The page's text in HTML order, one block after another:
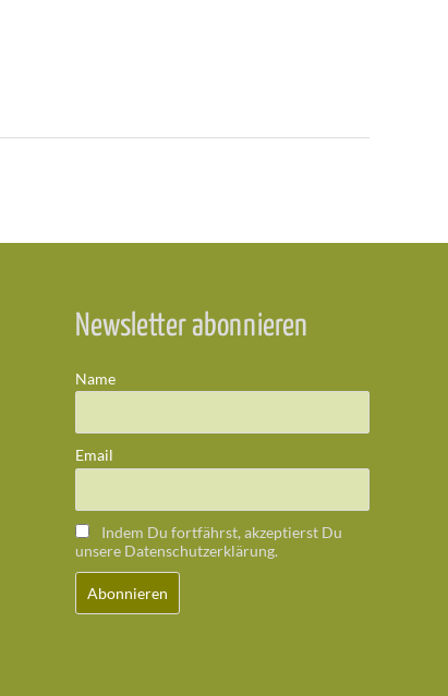
Newsletter abonnieren
Name
Email
Indem Du fortfährst, akzeptierst Du
unsere Datenschutzerklärung.